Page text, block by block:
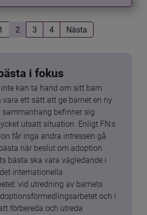
2 3 4 Nästa
i fokus
kan ta hand om sitt barn
vara ett sätt att ge barnet en ny
befinner sig
utsatt situation. Enligt FN:s
får inga andra intressen gå
när beslut om adoption
bästa ska vara vägledande i
internationella
vid utredning av barnets
och i
förbereda och utreda